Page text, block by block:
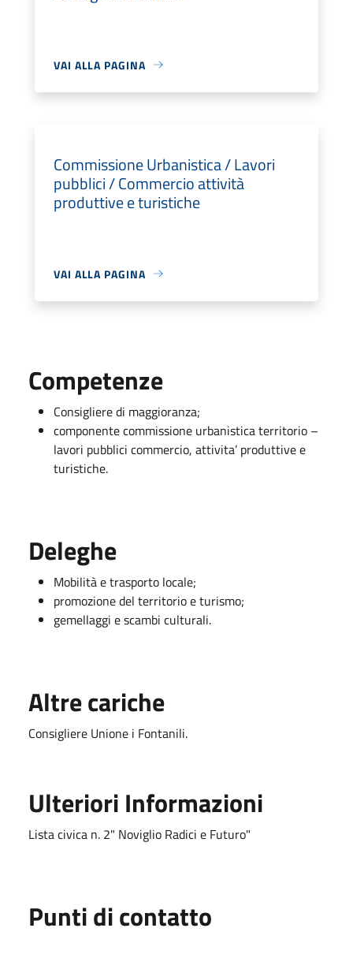
VAI ALLA PAGINA
Commissione Urbanistica / Lavori
pubblici / Commercio attività
produttive e turistiche
VAI ALLA PAGINA
Competenze
Consigliere di maggioranza;
componente commissione urbanistica territorio –
lavori pubblici commercio, attivita’ produttive e
turistiche.
Deleghe
Mobilità e trasporto locale;
promozione del territorio e turismo;
gemellaggi e scambi culturali.
Altre cariche
Consigliere Unione i Fontanili.
Ulteriori Informazioni
Lista civica n. 2" Noviglio Radici e Futuro"
Punti di contatto